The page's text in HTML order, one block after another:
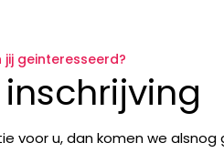
jij geinteresseerd?
voor u, dan komen we